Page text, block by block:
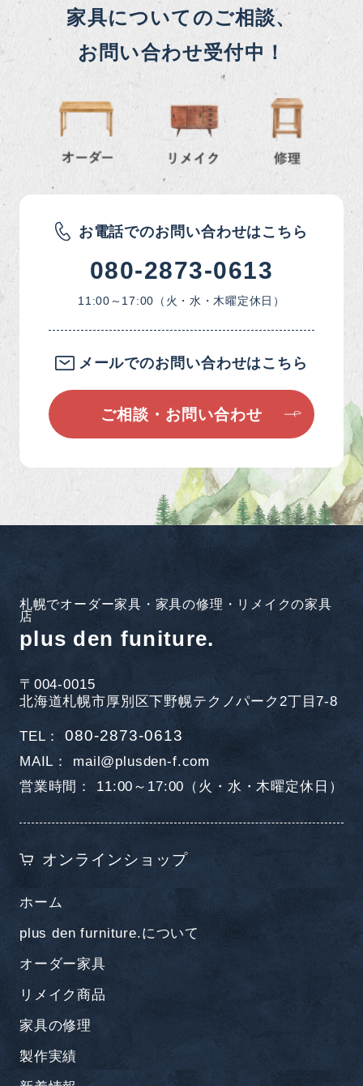
家具についてのご相談、
お問い合わせ受付中！
お電話でのお問い合わせはこちら
080-2873-0613
11:00～17:00（火・水・木曜定休日）
メールでのお問い合わせはこちら
ご相談・お問い合わせ
札幌でオーダー家具・家具の修理・リメイクの家具
店
plus den funiture.
〒004-0015
北海道札幌市厚別区下野幌テクノパーク2丁目7-8
TEL 080-2873-0613
MAIL
mail@plusden-f.com
営業時間
11:00～17:00（火・水・木曜定休日）
オンラインショップ
ホーム
plus den furniture.について
オーダー家具
リメイク商品
家具の修理
製作実績